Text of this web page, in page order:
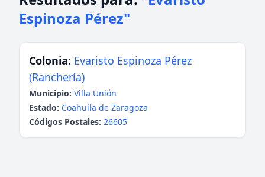
Espinoza Pérez"
Colonia: Evaristo Espinoza Pérez
(Ranchería)
Municipio: Villa Unión
Estado: Coahuila de Zaragoza
Códigos Postales: 26605